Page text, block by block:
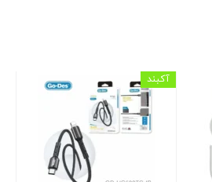
آکبند